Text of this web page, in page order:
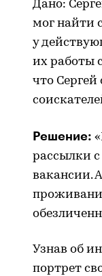
Дано:
мог найти
у
их работы
что Сергей
Решение:
рассылки
вакансии.
Узнав об
портрет